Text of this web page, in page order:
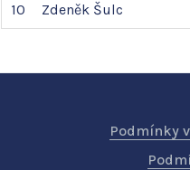
10 Zdeněk Šulc
Podmínky